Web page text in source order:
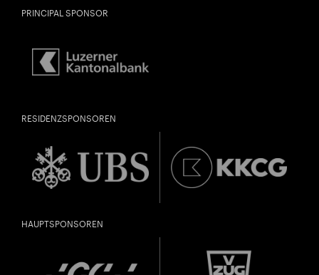
PRINCIPAL SPONSOR
RESIDENZSPONSOREN
HAUPTSPONSOREN